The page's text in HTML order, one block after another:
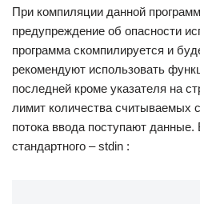
При компиляции данной
предупреждение об опасности
программа скомпилируется и
рекомендуют использовать
последней кроме указателя на
лимит количества считываемых
потока ввода поступают
стандартного ‒ stdin :